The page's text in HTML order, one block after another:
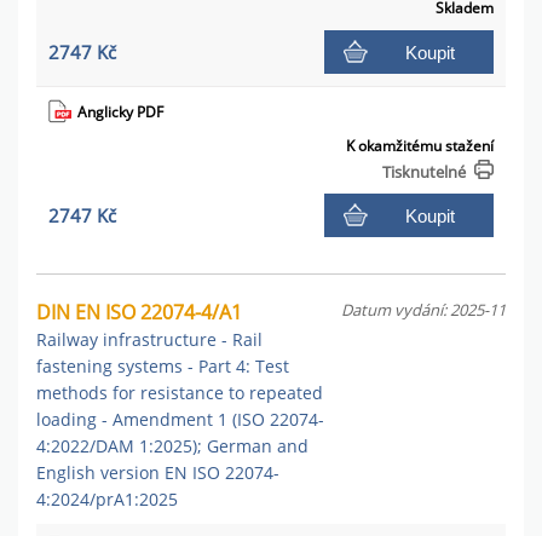
Skladem
2747 Kč Koupit
Anglicky PDF
K okamžitému stažení
Tisknutelné
2747 Kč Koupit
DIN EN ISO 22074-4/A1
Railway infrastructure - Rail
fastening systems - Part 4: Test
methods for resistance to repeated
loading - Amendment 1 (ISO 22074-
4:2022/DAM 1:2025); German and
English version EN ISO 22074-
4:2024/prA1:2025
Datum vydání: 2025-11